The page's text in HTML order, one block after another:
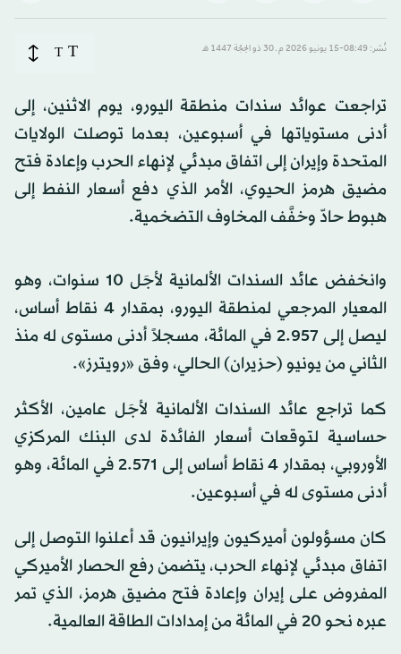
نُشر: 08:49-15 يونيو 2026 م ـ 30 ذو الحِجّة 1447 هـ T
T
تراجعت عوائد سندات منطقة اليورو، يوم الاثنين، إلى
أدنى مستوياتها في أسبوعين، بعدما توصلت الولايات
المتحدة وإيران إلى اتفاق مبدئي لإنهاء الحرب وإعادة فتح
مضيق هرمز الحيوي، الأمر الذي دفع أسعار النفط إلى
هبوط حادّ وخفَّف المخاوف التضخمية.
وانخفض عائد السندات الألمانية لأجَل 10 سنوات، وهو
المعيار المرجعي لمنطقة اليورو، بمقدار 4 نقاط أساس،
ليصل إلى 2.957 في المائة، مسجلاً أدنى مستوى له منذ
الثاني من يونيو (حزيران) الحالي، وفق «رويترز».
كما تراجع عائد السندات الألمانية لأجَل عامين، الأكثر
حساسية لتوقعات أسعار الفائدة لدى البنك المركزي
الأوروبي، بمقدار 4 نقاط أساس إلى 2.571 في المائة، وهو
أدنى مستوى له في أسبوعين.
كان مسؤولون أميركيون وإيرانيون قد أعلنوا التوصل إلى
اتفاق مبدئي لإنهاء الحرب، يتضمن رفع الحصار الأميركي
المفروض على إيران وإعادة فتح مضيق هرمز، الذي تمر
عبره نحو 20 في المائة من إمدادات الطاقة العالمية.